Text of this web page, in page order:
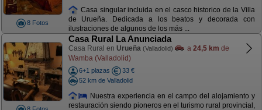
8 Fotos
Casa singular incluida en el casco historico de la Villa
de Urueña. Dedicada a los beatos y decorada con
ilustraciones de algunos de los más ...
Casa Rural La Anunciada
Casa Rural en Urueña (Valladolid) a 24,5 km de
Wamba (Valladolid)
6+1 plazas
33 €
52 km de Valladolid
Nuestra experiencia en el campo del alojamiento y
restauración siendo pioneros en el turismo rural provincial,